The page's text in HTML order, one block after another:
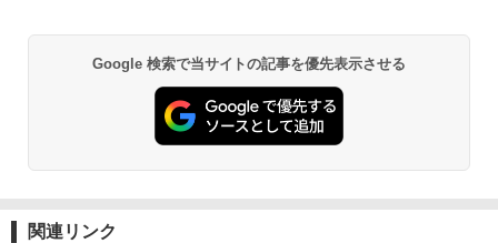
Google 検索で当サイトの記事を優先表示させる
関連リンク